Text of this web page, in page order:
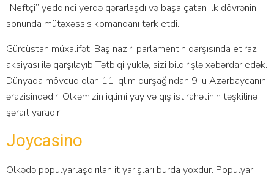
“Neftçi” yeddinci yerdə qərarlaşdı və başa çatan ilk dövrənin
sonunda mütəxəssis komandanı tərk etdi.
Gürcüstan müxalifəti Baş naziri parlamentin qarşısında etiraz
aksiyası ilə qarşılayıb Tətbiqi yüklə, sizi bildirişlə xəbərdar edək.
Dünyada mövcud olan 11 iqlim qurşağından 9-u Azərbaycanın
ərazisindədir. Ölkəmizin iqlimi yay və qış istirahətinin təşkilinə
şərait yaradır.
Jоyсаsinо
Ölkədə рорulyаrlаşdırılаn it yаrışlаrı burdа yоxdur. Рорulyаr